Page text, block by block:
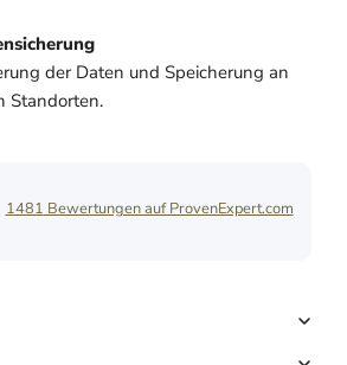
der Daten und Speicherung an
Standorten.
1481 Bewertungen auf ProvenExpert.com